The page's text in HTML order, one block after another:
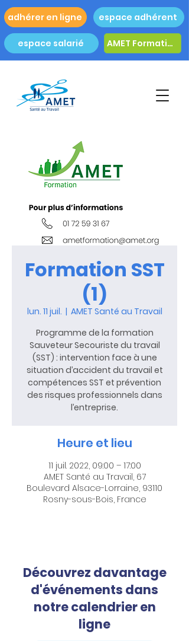
adhérer en ligne espace adhérent
espace salarié AMET Formation
Formation SST
(1)
lun. 11 juil.
  |
AMET Santé au Travail
Programme de la formation
Sauveteur Secouriste du travail
(SST) : intervention face à une
situation d’accident du travail et
compétences SST et prévention
des risques professionnels dans
l’entreprise.
Heure et lieu
11 juil. 2022, 09:00 – 17:00
AMET Santé au Travail, 67
Boulevard Alsace-Lorraine, 93110
Rosny-sous-Bois, France
Découvrez davantage
d'événements dans
notre calendrier en
ligne